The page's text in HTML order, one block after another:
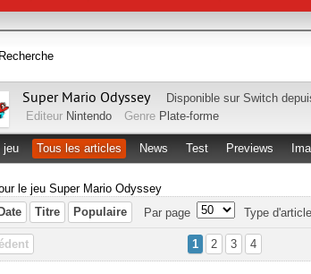
Super Mario Odyssey Disponible surSwitch
Editeur Nintendo Genre Plate-forme
jeu Tous les articles News Test Previews
le jeu Super Mario Odyssey
Date Titre Populaire Par page Type d'article
1 2 3 4